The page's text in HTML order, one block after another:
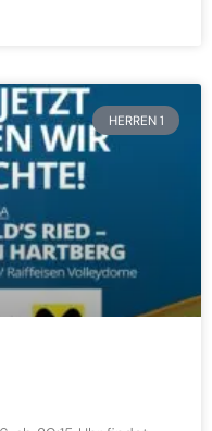
HERREN 1